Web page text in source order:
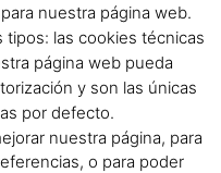
nuestra página web.
las cookies técnicas
página web pueda
y son las únicas
por defecto.
nuestra página, para
o para poder